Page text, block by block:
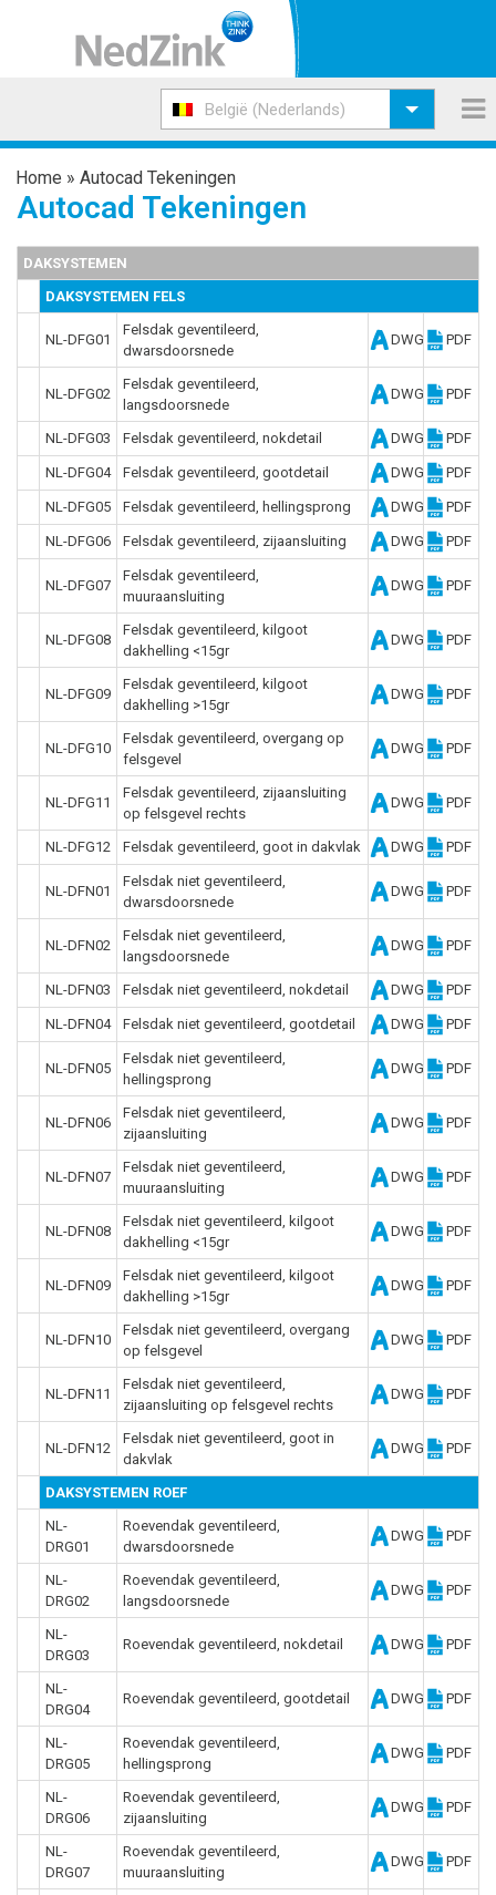
België (Nederlands)
Home » Autocad Tekeningen
Autocad Tekeningen
DAKSYSTEMEN
DAKSYSTEMEN FELS
NL-DFG01
Felsdak geventileerd,
dwarsdoorsnede
DWG PDF
NL-DFG02
Felsdak geventileerd,
langsdoorsnede
DWG PDF
NL-DFG03 Felsdak geventileerd, nokdetail DWG PDF
NL-DFG04 Felsdak geventileerd, gootdetail DWG PDF
NL-DFG05 Felsdak geventileerd, hellingsprong DWG PDF
NL-DFG06 Felsdak geventileerd, zijaansluiting DWG PDF
NL-DFG07
Felsdak geventileerd,
muuraansluiting
DWG PDF
NL-DFG08
Felsdak geventileerd, kilgoot
dakhelling <15gr
DWG PDF
NL-DFG09
Felsdak geventileerd, kilgoot
dakhelling >15gr
DWG PDF
NL-DFG10
Felsdak geventileerd, overgang op
felsgevel
DWG PDF
NL-DFG11
Felsdak geventileerd, zijaansluiting
op felsgevel rechts
DWG PDF
NL-DFG12 Felsdak geventileerd, goot in dakvlak DWG PDF
NL-DFN01
Felsdak niet geventileerd,
dwarsdoorsnede
DWG PDF
NL-DFN02
Felsdak niet geventileerd,
langsdoorsnede
DWG PDF
NL-DFN03 Felsdak niet geventileerd, nokdetail DWG PDF
NL-DFN04 Felsdak niet geventileerd, gootdetail DWG PDF
NL-DFN05
Felsdak niet geventileerd,
hellingsprong
DWG PDF
NL-DFN06
Felsdak niet geventileerd,
zijaansluiting
DWG PDF
NL-DFN07
Felsdak niet geventileerd,
muuraansluiting
DWG PDF
NL-DFN08
Felsdak niet geventileerd, kilgoot
dakhelling <15gr
DWG PDF
NL-DFN09
Felsdak niet geventileerd, kilgoot
dakhelling >15gr
DWG PDF
NL-DFN10
Felsdak niet geventileerd, overgang
op felsgevel
DWG PDF
NL-DFN11
Felsdak niet geventileerd,
zijaansluiting op felsgevel rechts
DWG PDF
NL-DFN12
Felsdak niet geventileerd, goot in
dakvlak
DWG PDF
DAKSYSTEMEN ROEF
NL-
DRG01
Roevendak geventileerd,
dwarsdoorsnede
DWG PDF
NL-
DRG02
Roevendak geventileerd,
langsdoorsnede
DWG PDF
NL-
DRG03
Roevendak geventileerd, nokdetail DWG PDF
NL-
DRG04
Roevendak geventileerd, gootdetail DWG PDF
NL-
DRG05
Roevendak geventileerd,
hellingsprong
DWG PDF
NL-
DRG06
Roevendak geventileerd,
zijaansluiting
DWG PDF
NL-
DRG07
Roevendak geventileerd,
muuraansluiting
DWG PDF